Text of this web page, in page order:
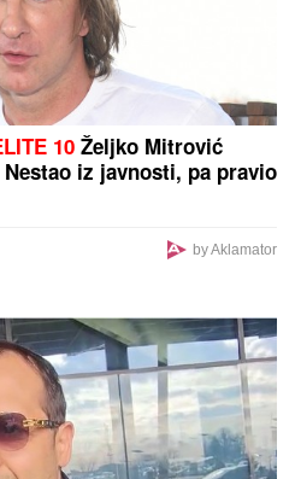
VOJSCI!
pokrali redovne trupe:
od municije do
– Berlin u PANICI!